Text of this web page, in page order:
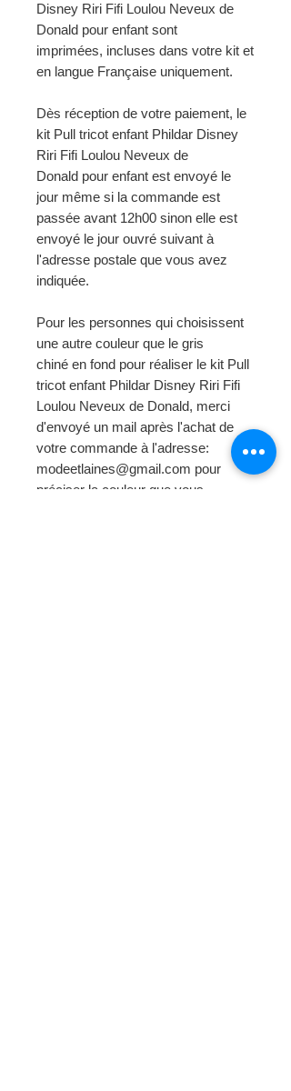
Disney Riri Fifi Loulou Neveux de
Donald pour enfant sont
imprimées, incluses dans votre kit et
en langue Française uniquement.
Dès réception de votre paiement, le
kit Pull tricot enfant Phildar Disney
Riri Fifi Loulou Neveux de
Donald pour enfant est envoyé le
jour même si la commande est
passée avant 12h00 sinon elle est
envoyé le jour ouvré suivant à
l'adresse postale que vous avez
indiquée.
Pour les personnes qui choisissent
une autre couleur que le gris
chiné en fond pour réaliser le kit Pull
tricot enfant Phildar Disney Riri Fifi
Loulou Neveux de Donald, merci
d'envoyé un mail après l'achat de
votre commande à l'adresse:
modeetlaines@gmail.com pour
préciser la couleur que vous